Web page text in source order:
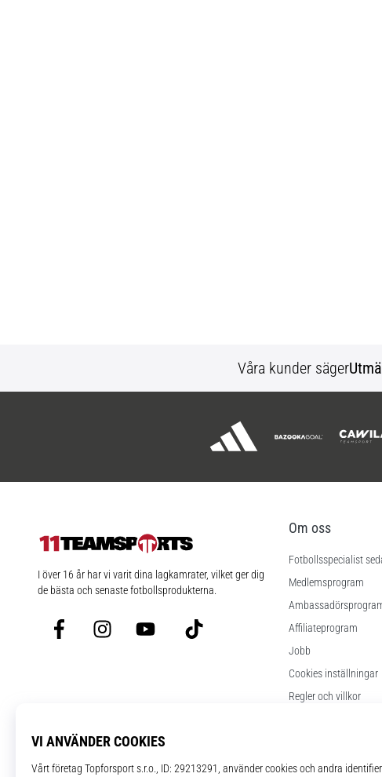
Våra kunder säger
11teamsports.se
I över 16 år har vi varit dina lagkamrater, vilket ger dig
de bästa och senaste fotbollsprodukterna.
FacebookInstagramYouTubeTikTok
Om oss
Fotbollsspecialist
Medlemsprogram
Affiliateprogram
Jobb
Cookies inställningar
Regler och villkor